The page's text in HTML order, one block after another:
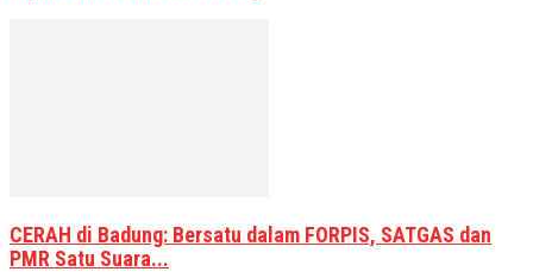
CERAH di Badung: Bersatu dalam FORPIS, SATGAS dan
PMR Satu Suara...